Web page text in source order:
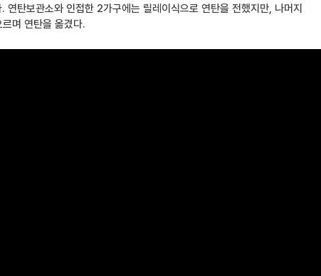
탄보관소와 인접한 2가구에는 릴레이식으로 연탄을 전했지만, 나머지
며 연탄을 옮겼다.